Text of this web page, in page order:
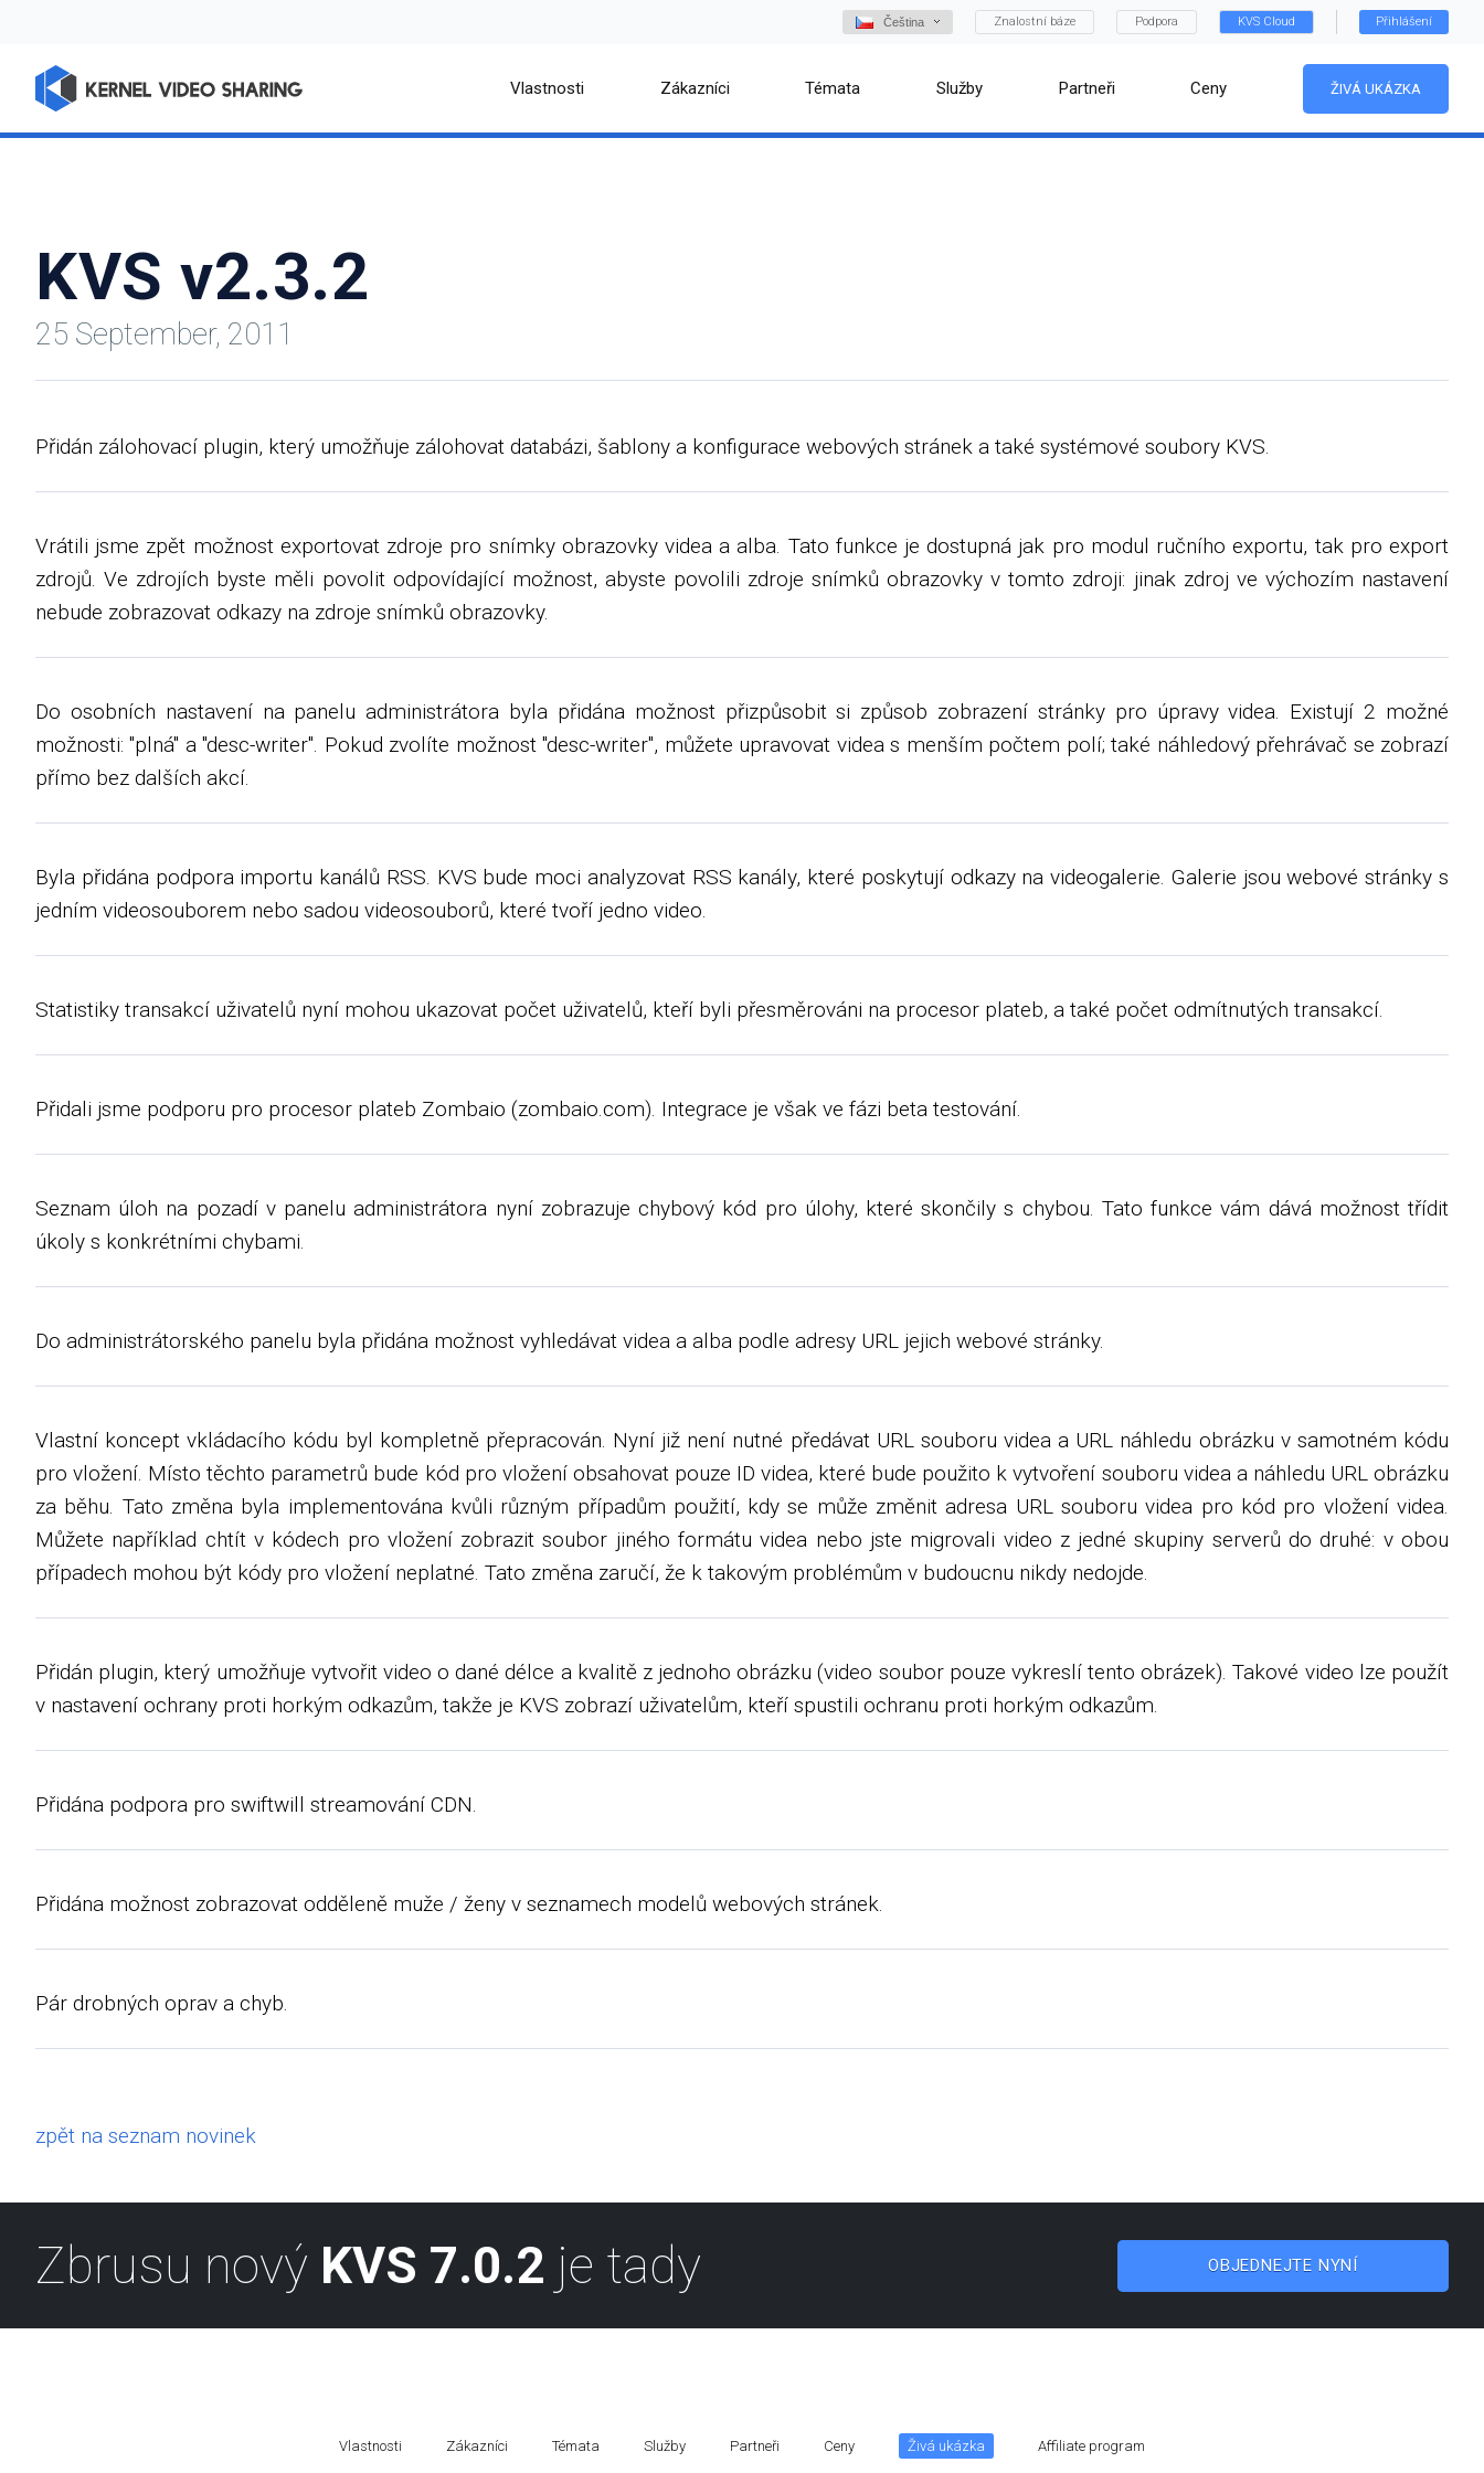
Čeština Znalostní báze Podpora KVS Cloud Přihlášení
Vlastnosti Zákazníci Témata Služby Partneři Ceny ŽIVÁ UKÁZKA
KVS v2.3.2
25 September, 2011
Přidán zálohovací plugin, který umožňuje zálohovat databázi, šablony a konfigurace webových stránek a také systémové soubory KVS.
Vrátili jsme zpět možnost exportovat zdroje pro snímky obrazovky videa a alba. Tato funkce je dostupná jak pro modul ručního exportu, tak pro export
zdrojů. Ve zdrojích byste měli povolit odpovídající možnost, abyste povolili zdroje snímků obrazovky v tomto zdroji: jinak zdroj ve výchozím nastavení
nebude zobrazovat odkazy na zdroje snímků obrazovky.
Do osobních nastavení na panelu administrátora byla přidána možnost přizpůsobit si způsob zobrazení stránky pro úpravy videa. Existují 2 možné
možnosti: "plná" a "desc-writer". Pokud zvolíte možnost "desc-writer", můžete upravovat videa s menším počtem polí; také náhledový přehrávač se zobrazí
přímo bez dalších akcí.
Byla přidána podpora importu kanálů RSS. KVS bude moci analyzovat RSS kanály, které poskytují odkazy na videogalerie. Galerie jsou webové stránky s
jedním videosouborem nebo sadou videosouborů, které tvoří jedno video.
Statistiky transakcí uživatelů nyní mohou ukazovat počet uživatelů, kteří byli přesměrováni na procesor plateb, a také počet odmítnutých transakcí.
Přidali jsme podporu pro procesor plateb Zombaio (zombaio.com). Integrace je však ve fázi beta testování.
Seznam úloh na pozadí v panelu administrátora nyní zobrazuje chybový kód pro úlohy, které skončily s chybou. Tato funkce vám dává možnost třídit
úkoly s konkrétními chybami.
Do administrátorského panelu byla přidána možnost vyhledávat videa a alba podle adresy URL jejich webové stránky.
Vlastní koncept vkládacího kódu byl kompletně přepracován. Nyní již není nutné předávat URL souboru videa a URL náhledu obrázku v samotném kódu
pro vložení. Místo těchto parametrů bude kód pro vložení obsahovat pouze ID videa, které bude použito k vytvoření souboru videa a náhledu URL obrázku
za běhu. Tato změna byla implementována kvůli různým případům použití, kdy se může změnit adresa URL souboru videa pro kód pro vložení videa.
Můžete například chtít v kódech pro vložení zobrazit soubor jiného formátu videa nebo jste migrovali video z jedné skupiny serverů do druhé: v obou
případech mohou být kódy pro vložení neplatné. Tato změna zaručí, že k takovým problémům v budoucnu nikdy nedojde.
Přidán plugin, který umožňuje vytvořit video o dané délce a kvalitě z jednoho obrázku (video soubor pouze vykreslí tento obrázek). Takové video lze použít
v nastavení ochrany proti horkým odkazům, takže je KVS zobrazí uživatelům, kteří spustili ochranu proti horkým odkazům.
Přidána podpora pro swiftwill streamování CDN.
Přidána možnost zobrazovat odděleně muže / ženy v seznamech modelů webových stránek.
Pár drobných oprav a chyb.
zpět na seznam novinek
Zbrusu nový KVS 7.0.2 je tady OBJEDNEJTE NYNÍ
Vlastnosti Zákazníci Témata Služby Partneři Ceny Živá ukázka Affiliate program